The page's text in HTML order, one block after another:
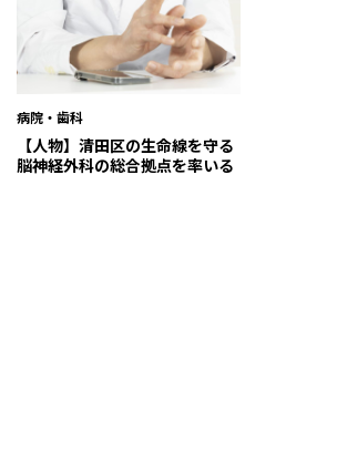
病院・歯科
【人物】清田区の生命線を守る
脳神経外科の総合拠点を率いる